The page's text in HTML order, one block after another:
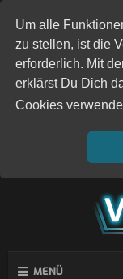
Um alle
zu stellen, ist die
erforderlich. Mit
erklärst Du Dich
Cookies
MENÜ